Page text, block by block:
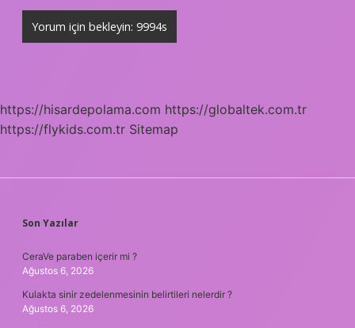
https://hisardepolama.com https://globaltek.com.tr
https://flykids.com.tr Sitemap
SIDEBAR
Son Yazılar
CeraVe paraben içerir mi ?
Ağustos 6, 2026
Kulakta sinir zedelenmesinin belirtileri nelerdir ?
Ağustos 6, 2026